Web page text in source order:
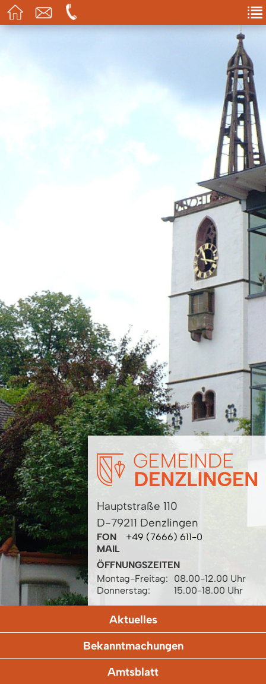
Hauptstraße 110
D-79211 Denzlingen
FON
+49 (7666) 611-0
MAIL
ÖFFNUNGSZEITEN
Montag-Freitag:
08.00-12.00 Uhr
Donnerstag:
15.00-18.00 Uhr
Aktuelles
Bekanntmachungen
Amtsblatt